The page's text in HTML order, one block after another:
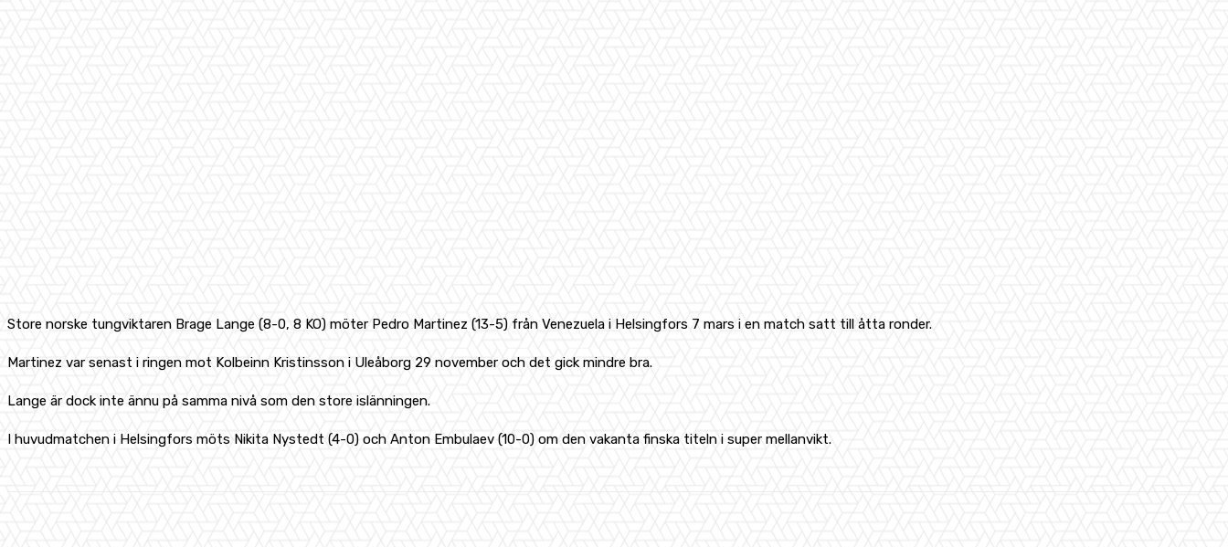
Store norske tungviktaren Brage Lange (8-0, 8 KO) möter Pedro Martinez (13-5) från Venezuela i Helsingfors 7 mars i en match satt till åtta ronder.
Martinez var senast i ringen mot Kolbeinn Kristinsson i Uleåborg 29 november och det gick mindre bra.
Lange är dock inte ännu på samma nivå som den store islänningen.
I huvudmatchen i Helsingfors möts Nikita Nystedt (4-0) och Anton Embulaev (10-0) om den vakanta finska titeln i super mellanvikt.